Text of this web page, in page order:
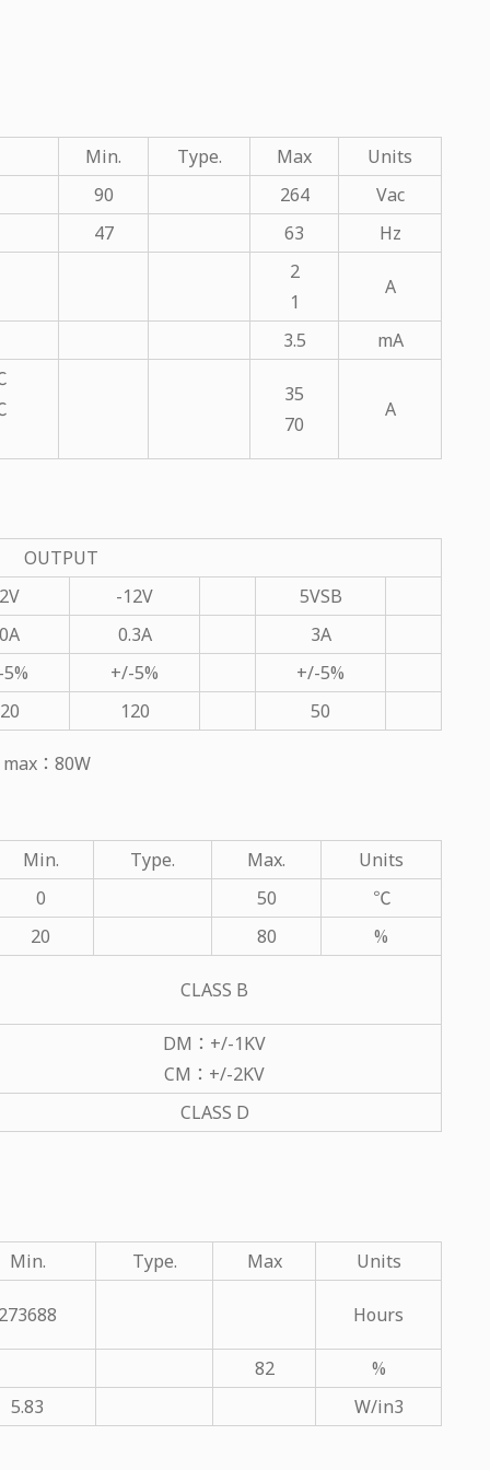
Min. Type. Max
Units
90 264
Vac
47 63 Hz
2
1
A
3.5 mA
35
70
A
OUTPUT
-12V
5VSB
0.3A
3A
+/-5%
+/-5%
120 50
：80W
Min. Type. Max.
Units
0 50
℃
20 80 %
CLASS B
DM：+/-1KV
CM：+/-2KV
CLASS D
Min. Type. Max Units
273688 Hours
82
%
5.83 W/in3